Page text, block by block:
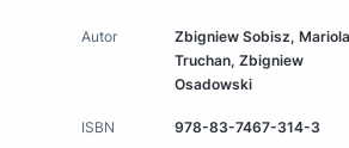
Autor
Zbigniew Sobisz, Mariola
Truchan, Zbigniew
Osadowski
ISBN 978-83-7467-314-3